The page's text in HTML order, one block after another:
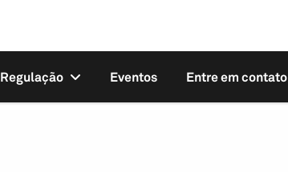
Regulação Eventos Entre em contato